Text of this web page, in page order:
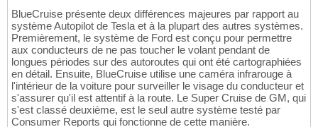
BlueCruise présente deux différences majeures par rapport au
système Autopilot de Tesla et à la plupart des autres systèmes.
Premièrement, le système de Ford est conçu pour permettre
aux conducteurs de ne pas toucher le volant pendant de
longues périodes sur des autoroutes qui ont été cartographiées
en détail. Ensuite, BlueCruise utilise une caméra infrarouge à
l'intérieur de la voiture pour surveiller le visage du conducteur et
s'assurer qu'il est attentif à la route. Le Super Cruise de GM, qui
s'est classé deuxième, est le seul autre système testé par
Consumer Reports qui fonctionne de cette manière.